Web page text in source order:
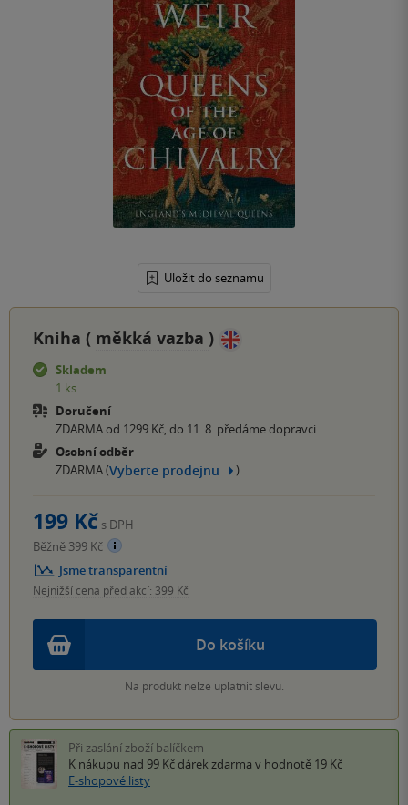
Uložit do seznamu
Kniha ( měkká vazba )
Skladem
1 ks
Doručení
ZDARMA od 1299 Kč, do 11. 8. předáme dopravci
Osobní odběr
ZDARMA (Vyberte prodejnu )
Do košíku
Na produkt nelze uplatnit slevu.
199 Kč s DPH
Běžně 399 Kč
Jsme transparentní
Nejnižší cena před akcí: 399 Kč
Při zaslání zboží balíčkem
K nákupu nad 99 Kč dárek zdarma v hodnotě 19 Kč
E-shopové listy